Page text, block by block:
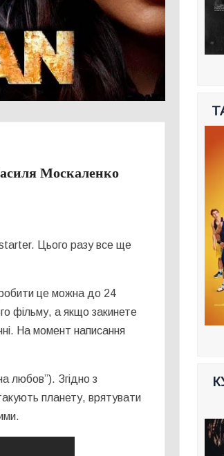
Москаленко
Цього разу все ще
це можна до 24
фільму, а якщо закинете
На момент написання
любов”). Згідно з
планету, врятувати